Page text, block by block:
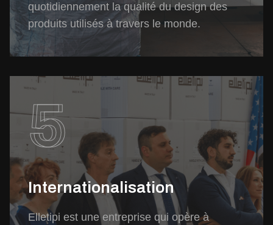
quotidiennement la qualité du design des
produits utilisés à travers le monde.
5
Internationalisation
Elletipi est une entreprise qui opère à